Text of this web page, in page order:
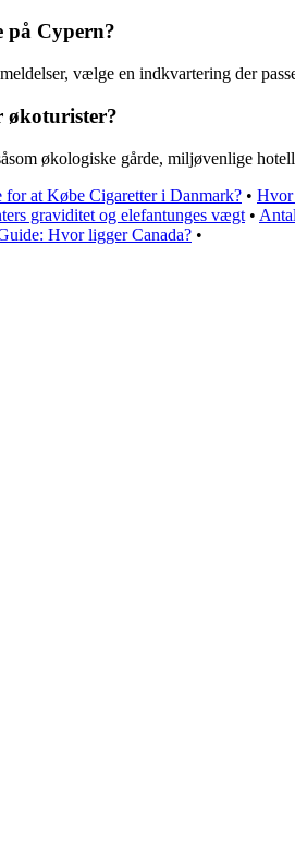
på Cypern?
vælge en indkvartering der
økoturister?
økologiske gårde, miljøvenlige
at Købe Cigaretter i Danmark? • Hvor
graviditet og elefantunges vægt •
Hvor ligger Canada? •